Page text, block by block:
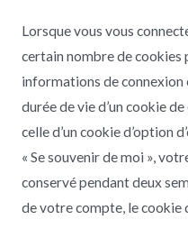
Lorsque vous vous
certain nombre de cookies
informations de connexion
durée de vie d’un cookie
celle d’un cookie d’option
« Se souvenir de moi »,
conservé pendant deux
de votre compte, le cookie